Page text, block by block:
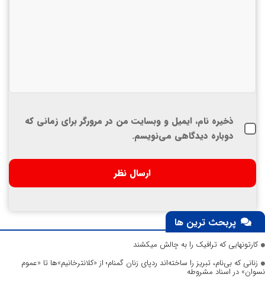
ذخیره نام، ایمیل و وبسایت من در مرورگر برای زمانی که
دوباره دیدگاهی می‌نویسم.
پربحث ترین ها
کارتونهایی که ترافیک را به چالش میکشند
زنانی که بی‌نام، تبریز را ساخته‌اند ردپای زنان گمنام؛ از «کلانترخانیم»ها تا «عموم
نسوان» در اسناد مشروطه